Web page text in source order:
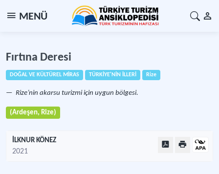
MENÜ
Fırtına Deresi
DOĞAL VE KÜLTÜREL MİRAS TÜRKİYE'NİN İLLERİ Rize
Rize’nin akarsu turizmi için uygun bölgesi.
(Ardeşen, Rize)
İLKNUR KÖNEZ
2021